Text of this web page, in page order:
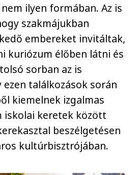
ilyen formában. Az is
szakmájukban
embereket invitáltak,
kuriózum élőben látni és
sorban az is
találkozások során
kiemelnek izgalmas
iskolai keretek között
beszélgetésen
kultúrbisztrójában.